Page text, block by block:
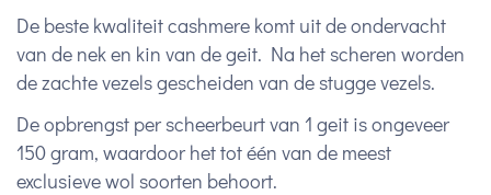
De beste kwaliteit cashmere komt uit de ondervacht
van de nek en kin van de geit. Na het scheren worden
de zachte vezels gescheiden van de stugge vezels.
De opbrengst per scheerbeurt van 1 geit is ongeveer
150 gram, waardoor het tot één van de meest
exclusieve wol soorten behoort.